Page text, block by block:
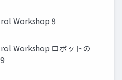
Workshop 8
Workshop ロボットの